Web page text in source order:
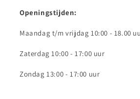
Openingstijden:
Maandag t/m vrijdag 10:00 - 18.00
Zaterdag 10:00 - 17:00 uur
Zondag 13:00 - 17:00 uur